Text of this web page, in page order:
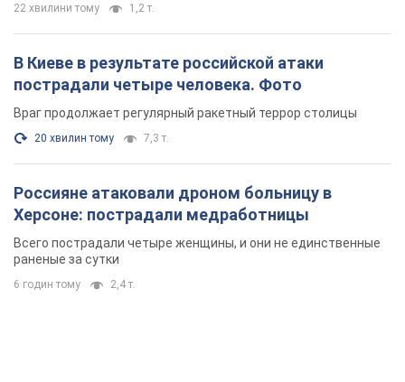
22 хвилини тому 1,2 т.
В Киеве в результате российской атаки
пострадали четыре человека. Фото
Враг продолжает регулярный ракетный террор столицы
20 хвилин тому 7,3 т.
Россияне атаковали дроном больницу в
Херсоне: пострадали медработницы
Всего пострадали четыре женщины, и они не единственные
раненые за сутки
6 годин тому 2,4 т.